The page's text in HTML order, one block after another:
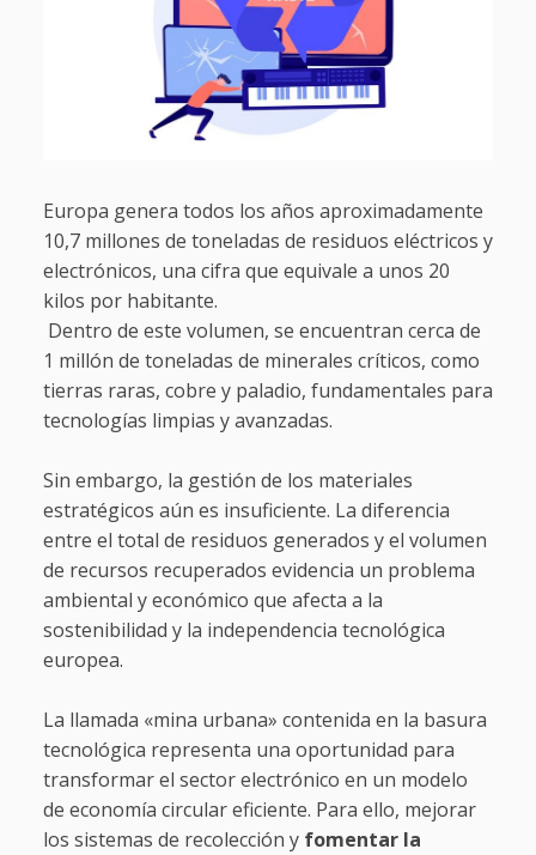
Europa genera todos los años aproximadamente
10,7 millones de toneladas de residuos eléctricos y
electrónicos, una cifra que equivale a unos 20
kilos por habitante.
Dentro de este volumen, se encuentran cerca de
1 millón de toneladas de minerales críticos, como
tierras raras, cobre y paladio, fundamentales para
tecnologías limpias y avanzadas.
Sin embargo, la gestión de los materiales
estratégicos aún es insuficiente. La diferencia
entre el total de residuos generados y el volumen
de recursos recuperados evidencia un problema
ambiental y económico que afecta a la
sostenibilidad y la independencia tecnológica
europea.
La llamada «mina urbana» contenida en la basura
tecnológica representa una oportunidad para
transformar el sector electrónico en un modelo
de economía circular eficiente. Para ello, mejorar
los sistemas de recolección yfomentar la